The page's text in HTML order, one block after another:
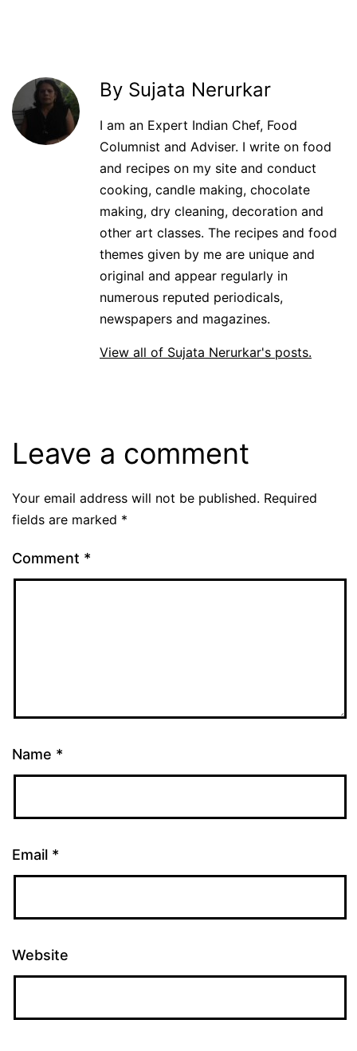
By Sujata Nerurkar
I am an Expert Indian Chef, Food
Columnist and Adviser. I write on food
and recipes on my site and conduct
cooking, candle making, chocolate
making, dry cleaning, decoration and
other art classes. The recipes and food
themes given by me are unique and
original and appear regularly in
numerous reputed periodicals,
newspapers and magazines.
View all of Sujata Nerurkar's posts.
Leave a comment
Your email address will not be published. Required
fields are marked *
Comment *
Name *
Email *
Website